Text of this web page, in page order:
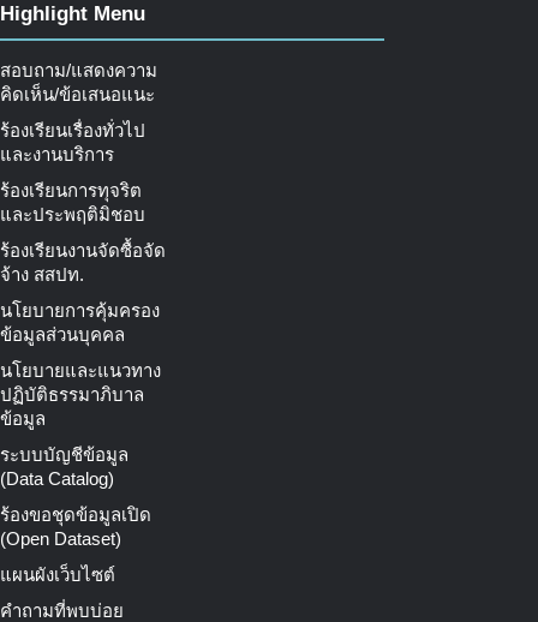
Highlight Menu
สอบถาม/แสดงความ
คิดเห็น/ข้อเสนอแนะ
ร้องเรียนเรื่องทั่วไป
และงานบริการ
ร้องเรียนการทุจริต
และประพฤติมิชอบ
ร้องเรียนงานจัดซื้อจัด
จ้าง สสปท.
นโยบายการคุ้มครอง
ข้อมูลส่วนบุคคล
นโยบายและแนวทาง
ปฏิบัติธรรมาภิบาล
ข้อมูล
ระบบบัญชีข้อมูล
(Data Catalog)
ร้องขอชุดข้อมูลเปิด
(Open Dataset)
แผนผังเว็บไซต์
คำถามที่พบบ่อย